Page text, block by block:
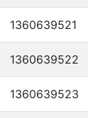
1360639521
1360639522
1360639523